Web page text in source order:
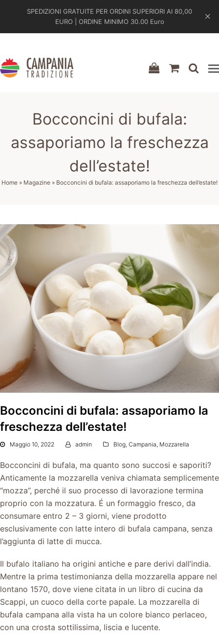
SPEDIZIONI GRATUITE PER ORDINI SUPERIORI AI 80,00
EURO | ORDINE MINIMO 30.00 Euro
shopping-
Bocconcini di bufala:
assaporiamo la freschezza
dell’estate!
Home » Magazine » Bocconcini di bufala: assaporiamo la freschezza dell’estate!
Bocconcini di bufala: assaporiamo la
freschezza dell’estate!
Maggio 10, 2022 admin Blog, Campania, Mozzarella
Bocconcini di bufala, ma quanto sono succosi e saporiti?
Anticamente la mozzarella veniva chiamata semplicemente
“mozza”, perché il suo processo di lavorazione termina
proprio con la mozzatura. É un formaggio fresco, da
consumare entro 2 – 3 giorni, viene prodotto
esclusivamente con latte intero di bufala campana, senza
l’aggiunta di latte di mucca.
Il bufalo italiano ha origini antiche e pare derivi dall’india.
Mentre la prima testimonianza della mozzarella appare nel
lontano 1570, dove viene citata in un libro di cucina da
Scappi, un cuoco della corte papale. La mozzarella di
bufala campana alla vista ha un colore bianco perlaceo,
con una crosta sottilissima, liscia e lucente.